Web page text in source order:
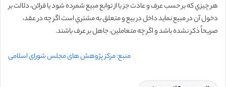
هر چیزي که بر حسب عرف و عادت جز یا از توابع مبیع شمرده شود یا قرائن، دلالت بر
دخول آن در مبیع نماید داخل در بیع و متعلق به مشتري است اگر چه در عقد،
صریحاًذکر نشده باشد و اگر چه متعاملین، جاهل بر عرف باشند.
منبع: مرکز پژوهش های مجلس شورای اسلامی